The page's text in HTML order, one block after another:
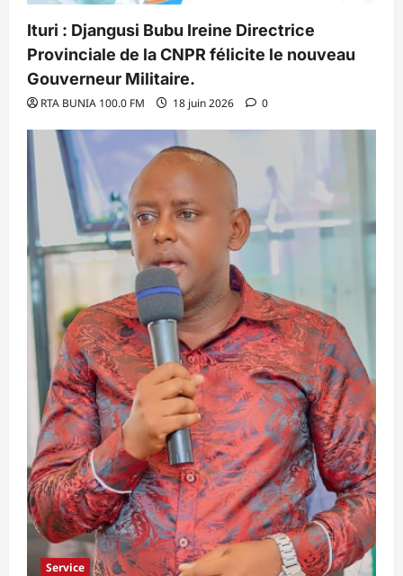
Ituri : Djangusi Bubu Ireine Directrice
Provinciale de la CNPR félicite le nouveau
Gouverneur Militaire.
RTA BUNIA 100.0 FM 18 juin 2026 0
Service